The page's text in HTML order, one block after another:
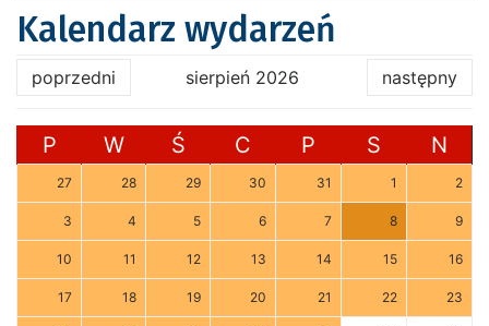
Kalendarz wydarzeń
poprzedni sierpień 2026 następny
P W Ś C P S N
27 28 29 30 31 1 2
3 4 5 6 7 8 9
10 11 12 13 14 15 16
17 18 19 20 21 22 23